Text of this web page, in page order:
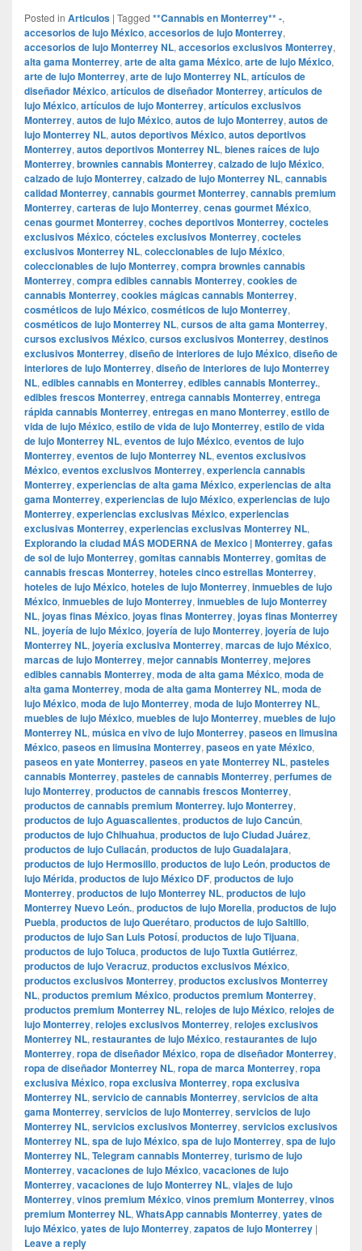
Posted in Articulos | Tagged **Cannabis en Monterrey** -,
accesorios de lujo México, accesorios de lujo Monterrey,
accesorios de lujo Monterrey NL, accesorios exclusivos Monterrey,
alta gama Monterrey, arte de alta gama México, arte de lujo México,
arte de lujo Monterrey, arte de lujo Monterrey NL, artículos de
diseñador México, artículos de diseñador Monterrey, artículos de
lujo México, artículos de lujo Monterrey, artículos exclusivos
Monterrey, autos de lujo México, autos de lujo Monterrey, autos de
lujo Monterrey NL, autos deportivos México, autos deportivos
Monterrey, autos deportivos Monterrey NL, bienes raíces de lujo
Monterrey, brownies cannabis Monterrey, calzado de lujo México,
calzado de lujo Monterrey, calzado de lujo Monterrey NL, cannabis
calidad Monterrey, cannabis gourmet Monterrey, cannabis premium
Monterrey, carteras de lujo Monterrey, cenas gourmet México,
cenas gourmet Monterrey, coches deportivos Monterrey, cocteles
exclusivos México, cócteles exclusivos Monterrey, cocteles
exclusivos Monterrey NL, coleccionables de lujo México,
coleccionables de lujo Monterrey, compra brownies cannabis
Monterrey, compra edibles cannabis Monterrey, cookies de
cannabis Monterrey, cookies mágicas cannabis Monterrey,
cosméticos de lujo México, cosméticos de lujo Monterrey,
cosméticos de lujo Monterrey NL, cursos de alta gama Monterrey,
cursos exclusivos México, cursos exclusivos Monterrey, destinos
exclusivos Monterrey, diseño de interiores de lujo México, diseño de
interiores de lujo Monterrey, diseño de interiores de lujo Monterrey
NL, edibles cannabis en Monterrey, edibles cannabis Monterrey.,
edibles frescos Monterrey, entrega cannabis Monterrey, entrega
rápida cannabis Monterrey, entregas en mano Monterrey, estilo de
vida de lujo México, estilo de vida de lujo Monterrey, estilo de vida
de lujo Monterrey NL, eventos de lujo México, eventos de lujo
Monterrey, eventos de lujo Monterrey NL, eventos exclusivos
México, eventos exclusivos Monterrey, experiencia cannabis
Monterrey, experiencias de alta gama México, experiencias de alta
gama Monterrey, experiencias de lujo México, experiencias de lujo
Monterrey, experiencias exclusivas México, experiencias
exclusivas Monterrey, experiencias exclusivas Monterrey NL,
Explorando la ciudad MÁS MODERNA de Mexico | Monterrey, gafas
de sol de lujo Monterrey, gomitas cannabis Monterrey, gomitas de
cannabis frescas Monterrey, hoteles cinco estrellas Monterrey,
hoteles de lujo México, hoteles de lujo Monterrey, inmuebles de lujo
México, inmuebles de lujo Monterrey, inmuebles de lujo Monterrey
NL, joyas finas México, joyas finas Monterrey, joyas finas Monterrey
NL, joyería de lujo México, joyería de lujo Monterrey, joyería de lujo
Monterrey NL, joyería exclusiva Monterrey, marcas de lujo México,
marcas de lujo Monterrey, mejor cannabis Monterrey, mejores
edibles cannabis Monterrey, moda de alta gama México, moda de
alta gama Monterrey, moda de alta gama Monterrey NL, moda de
lujo México, moda de lujo Monterrey, moda de lujo Monterrey NL,
muebles de lujo México, muebles de lujo Monterrey, muebles de lujo
Monterrey NL, música en vivo de lujo Monterrey, paseos en limusina
México, paseos en limusina Monterrey, paseos en yate México,
paseos en yate Monterrey, paseos en yate Monterrey NL, pasteles
cannabis Monterrey, pasteles de cannabis Monterrey, perfumes de
lujo Monterrey, productos de cannabis frescos Monterrey,
productos de cannabis premium Monterrey. lujo Monterrey,
productos de lujo Aguascalientes, productos de lujo Cancún,
productos de lujo Chihuahua, productos de lujo Ciudad Juárez,
productos de lujo Culiacán, productos de lujo Guadalajara,
productos de lujo Hermosillo, productos de lujo León, productos de
lujo Mérida, productos de lujo México DF, productos de lujo
Monterrey, productos de lujo Monterrey NL, productos de lujo
Monterrey Nuevo León., productos de lujo Morelia, productos de lujo
Puebla, productos de lujo Querétaro, productos de lujo Saltillo,
productos de lujo San Luis Potosí, productos de lujo Tijuana,
productos de lujo Toluca, productos de lujo Tuxtla Gutiérrez,
productos de lujo Veracruz, productos exclusivos México,
productos exclusivos Monterrey, productos exclusivos Monterrey
NL, productos premium México, productos premium Monterrey,
productos premium Monterrey NL, relojes de lujo México, relojes de
lujo Monterrey, relojes exclusivos Monterrey, relojes exclusivos
Monterrey NL, restaurantes de lujo México, restaurantes de lujo
Monterrey, ropa de diseñador México, ropa de diseñador Monterrey,
ropa de diseñador Monterrey NL, ropa de marca Monterrey, ropa
exclusiva México, ropa exclusiva Monterrey, ropa exclusiva
Monterrey NL, servicio de cannabis Monterrey, servicios de alta
gama Monterrey, servicios de lujo Monterrey, servicios de lujo
Monterrey NL, servicios exclusivos Monterrey, servicios exclusivos
Monterrey NL, spa de lujo México, spa de lujo Monterrey, spa de lujo
Monterrey NL, Telegram cannabis Monterrey, turismo de lujo
Monterrey, vacaciones de lujo México, vacaciones de lujo
Monterrey, vacaciones de lujo Monterrey NL, viajes de lujo
Monterrey, vinos premium México, vinos premium Monterrey, vinos
premium Monterrey NL, WhatsApp cannabis Monterrey, yates de
lujo México, yates de lujo Monterrey, zapatos de lujo Monterrey |
Leave a reply